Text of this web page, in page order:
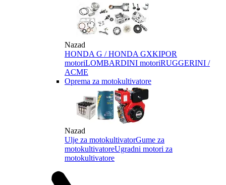
Nazad
HONDA G / HONDA GXKIPOR
motoriLOMBARDINI motoriRUGGERINI /
ACME
Oprema za motokultivatore
Nazad
Ulje za motokultivatorGume za
motokultivatoreUgradni motori za
motokultivatore